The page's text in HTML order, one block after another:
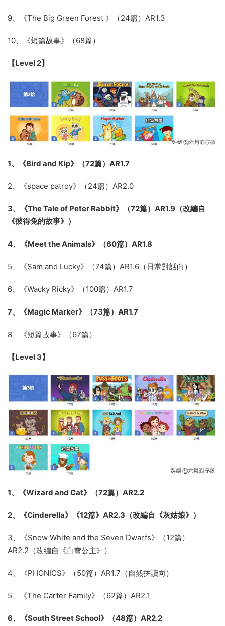
9、《The Big Green Forest 》（24篇）AR1.3
10、《短篇故事》（68篇）
【Level 2】
1、《Bird and Kip》（72篇）AR1.7
2、《space patroy》（24篇）AR2.0
3、《The Tale of Peter Rabbit》（72篇）AR1.9（改編自
《彼得兔的故事》）
4、《Meet the Animals》（60篇）AR1.8
5、《Sam and Lucky》（74篇）AR1.6（日常對話向）
6、《Wacky Ricky》（100篇）AR1.7
7、《Magic Marker》（73篇）AR1.7
8、《短篇故事》（67篇）
【Level 3】
1、《Wizard and Cat》（72篇）AR2.2
2、《Cinderella》《12篇》AR2.3（改編自《灰姑娘》）
3、《Snow White and the Seven Dwarfs》（12篇）
AR2.2（改編自《白雪公主》）
4、《PHONICS》（50篇）AR1.7（自然拼讀向）
5、《The Carter Family》（62篇）AR2.1
6、《South Street School》（48篇）AR2.2